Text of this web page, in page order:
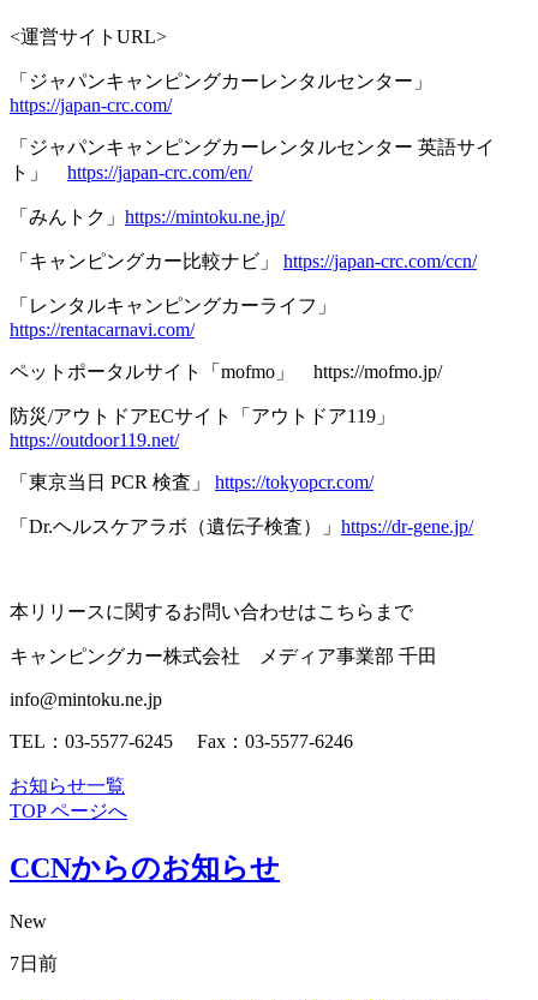
<運営サイトURL>
「ジャパンキャンピングカーレンタルセンター」
https://japan-crc.com/
「ジャパンキャンピングカーレンタルセンター 英語サイ
ト」 https://japan-crc.com/en/
「みんトク」 https://mintoku.ne.jp/
「キャンピングカー比較ナビ」 https://japan-crc.com/ccn/
「レンタルキャンピングカーライフ」
https://rentacarnavi.com/
ペットポータルサイト「mofmo」 https://mofmo.jp/
防災/アウトドアECサイト「アウトドア119」
https://outdoor119.net/
「東京当日 PCR 検査」 https://tokyopcr.com/
「Dr.ヘルスケアラボ（遺伝子検査）」 https://dr-gene.jp/
本リリースに関するお問い合わせはこちらまで
キャンピングカー株式会社 メディア事業部 千田
info@mintoku.ne.jp
TEL：03-5577-6245 Fax：03-5577-6246
お知らせ一覧
TOP ページへ
CCNからのお知らせ
New
7日前